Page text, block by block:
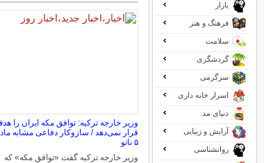
وزیر خارجه ترکیه: توافق مکه ایران را
قرار نمی‌دهد / سازوکار دفاعی مشابه
۵ ناتو
وزیر خارجه ترکیه گفت «توافق مکه» که
بازار
فرهنگ و هنر
سلامت
گردشگری
سرگرمی
اسرار خانه داری
دنیای مد
آرایش و زیبایی
روانشناسی